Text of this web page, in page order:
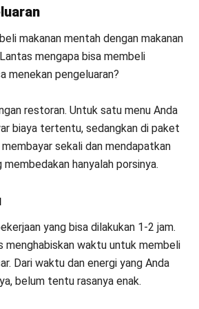
terbaik untuk bisnis
permintaan konsumen
akurat. Bagaimana tidak, pastinya
dengan pembelian persediaan bahan-
kondisi tertentu Anda tidak sempat
opname
secara manual di gudang
khawatir dengan hal tersebut, karena
katering adalah
secaraonlinedengansoftware